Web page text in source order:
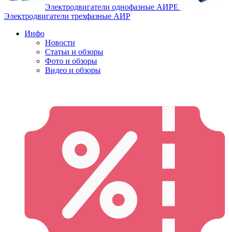
Электродвигатели однофазные АИРЕ
Электродвигатели трехфазные АИР
Инфо
Новости
Статьи и обзоры
Фото и обзоры
Видео и обзоры